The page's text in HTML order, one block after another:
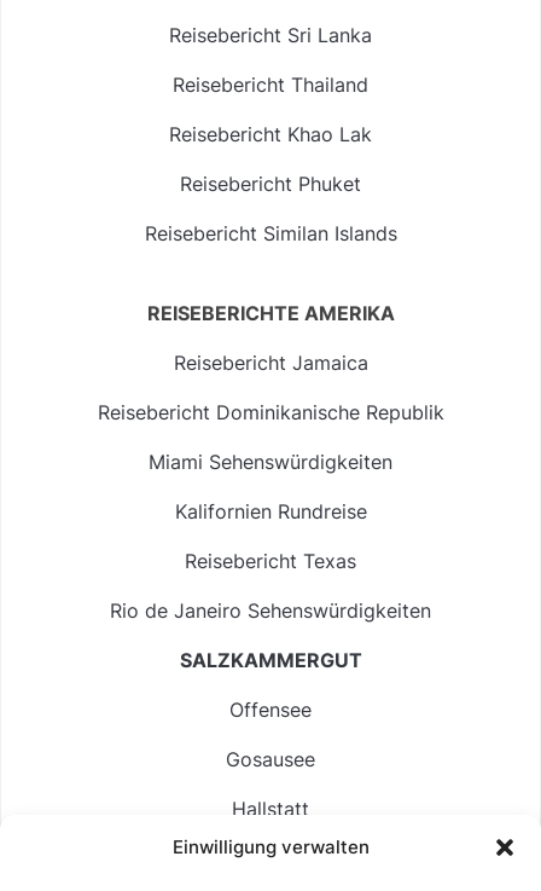
Einwilligung verwalten
Reisebericht Sri Lanka
Reisebericht Thailand
Reisebericht Khao Lak
Reisebericht Phuket
Reisebericht Similan Islands
REISEBERICHTE AMERIKA
Reisebericht Jamaica
Reisebericht Dominikanische Republik
Miami Sehenswürdigkeiten
Kalifornien Rundreise
Reisebericht Texas
Rio de Janeiro Sehenswürdigkeiten
SALZKAMMERGUT
Offensee
Gosausee
Hallstatt
Langbathsee